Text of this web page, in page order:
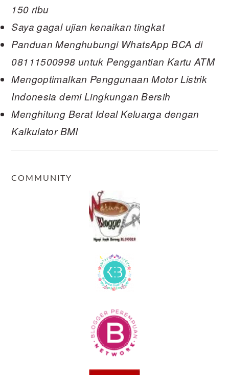
150 ribu
Saya gagal ujian kenaikan tingkat
Panduan Menghubungi WhatsApp BCA di
08111500998 untuk Penggantian Kartu ATM
Mengoptimalkan Penggunaan Motor Listrik
Indonesia demi Lingkungan Bersih
Menghitung Berat Ideal Keluarga dengan
Kalkulator BMI
COMMUNITY